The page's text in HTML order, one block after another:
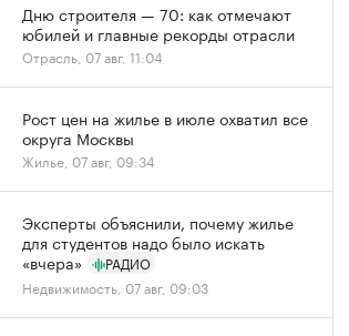
Дню строителя — 70: как отмечают
юбилей и главные рекорды отрасли
Отрасль, 07 авг, 11:04
Рост цен на жилье в июле охватил все
округа Москвы
Жилье, 07 авг, 09:34
Эксперты объяснили, почему жилье
для студентов надо было искать
«вчера»
РАДИО
Недвижимость, 07 авг, 09:03